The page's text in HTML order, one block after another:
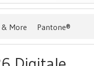
More Pantone®